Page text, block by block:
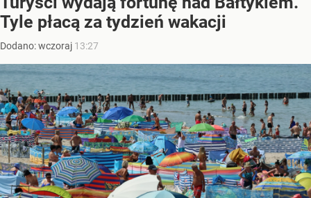
Tyle płacą za tydzień wakacji
Dodano:wczoraj 13:27